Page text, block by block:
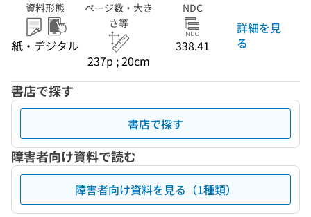
資料形態
紙・デジタル
ページ数・大き
さ等
237p ; 20cm
NDC
338.41
詳細を見
る
書店で探す
書店で探す
障害者向け資料で読む
障害者向け資料を見る（1種類）